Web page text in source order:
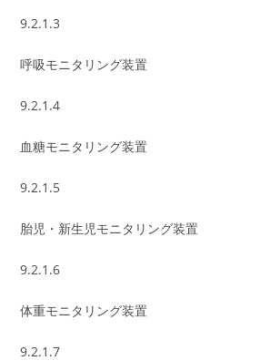
9.2.1.3
呼吸モニタリング装置
9.2.1.4
血糖モニタリング装置
9.2.1.5
胎児・新生児モニタリング装置
9.2.1.6
体重モニタリング装置
9.2.1.7